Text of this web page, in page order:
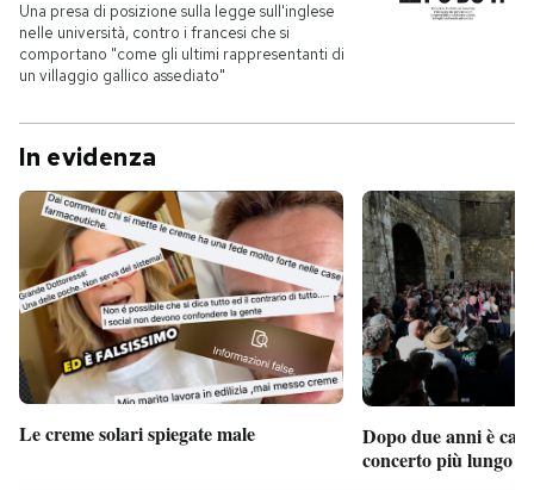
Una presa di posizione sulla legge sull'inglese
nelle università, contro i francesi che si
comportano "come gli ultimi rappresentanti di
un villaggio gallico assediato"
In evidenza
Le creme solari spiegate male
Dopo due anni è
concerto più lungo